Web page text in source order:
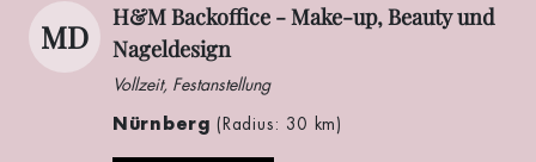
MD
H&M Backoffice - Make-up, Beauty und
Nageldesign
Vollzeit, Festanstellung
Nürnberg(Radius: 30 km)